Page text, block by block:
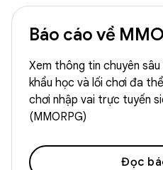
Báo cáo về
Xem thông tin chuyên
khẩu học và lối chơi đa
chơi nhập vai trực tuyến
(MMORPG)
Đọc